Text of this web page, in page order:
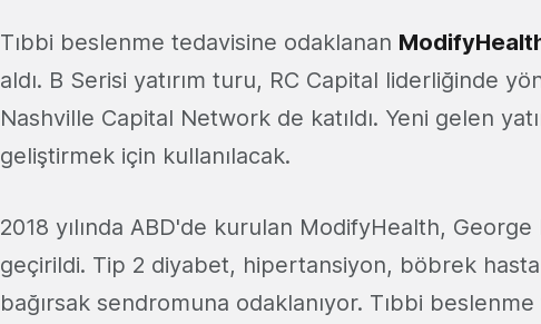
Tıbbi beslenme tedavisine odaklanan
aldı. B Serisi yatırım turu, RC Capital liderliğinde
Nashville Capital Network de katıldı. Yeni gelen
geliştirmek için kullanılacak.
2018 yılında ABD'de kurulan ModifyHealth,
geçirildi. Tip 2 diyabet, hipertansiyon, böbrek
bağırsak sendromuna odaklanıyor. Tıbbi